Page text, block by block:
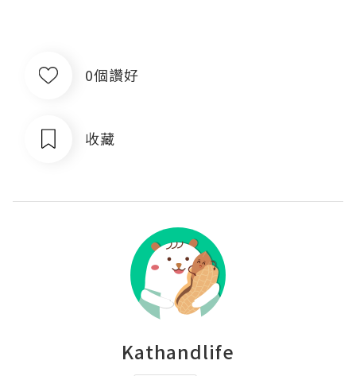
0個讚好
收藏
Kathandlife